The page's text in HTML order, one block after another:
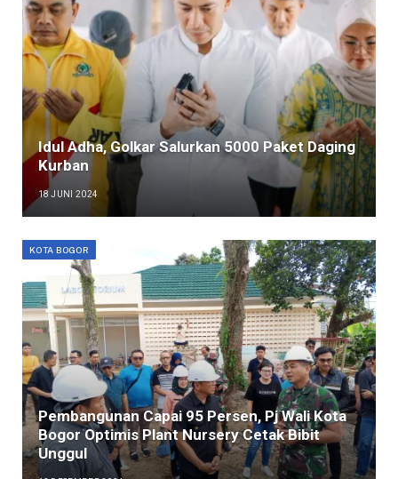
Idul Adha, Golkar Salurkan 5000 Paket Daging
Kurban
18 JUNI 2024
KOTA BOGOR
Pembangunan Capai 95 Persen, Pj Wali Kota
Bogor Optimis Plant Nursery Cetak Bibit
Unggul